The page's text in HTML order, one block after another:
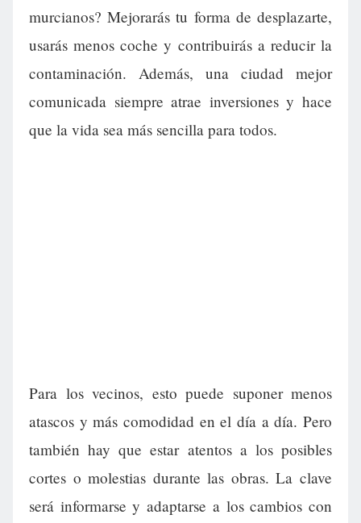
murcianos? Mejorarás tu forma de desplazarte,
usarás menos coche y contribuirás a reducir la
contaminación. Además, una ciudad mejor
comunicada siempre atrae inversiones y hace
que la vida sea más sencilla para todos.
Para los vecinos, esto puede suponer menos
atascos y más comodidad en el día a día. Pero
también hay que estar atentos a los posibles
cortes o molestias durante las obras. La clave
será informarse y adaptarse a los cambios con